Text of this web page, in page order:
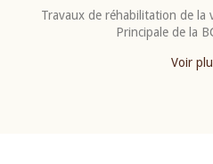
Travaux de réhabilitation de la
Principale de la
Voir